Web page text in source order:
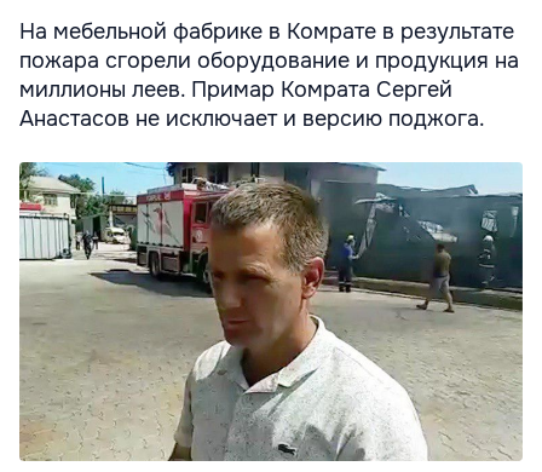
На мебельной фабрике в Комрате в результате
пожара сгорели оборудование и продукция на
миллионы леев. Примар Комрата Сергей
Анастасов не исключает и версию поджога.